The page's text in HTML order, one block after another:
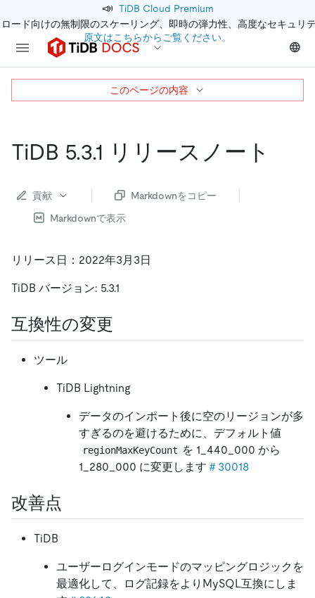
📣 TiDB Cloud Premium
ード向けの無制限のスケーリング、即時の弾力性、高度なセキュリ
原文はこちらからご覧ください。
TiDB 5.3.1 リリースノート
貢献
Markdownをコピー
Markdownで表示
リリース日：2022年3月3日
TiDB バージョン: 5.3.1
互換性の変更
ツール
TiDB Lightning
データのインポート後に空のリージョンが多
すぎるのを避けるために、デフォルト値
regionMaxKeyCount を 1_440_000 から
1_280_000 に変更します ＃30018
改善点
TiDB
ユーザーログインモードのマッピングロジックを
最適化して、ログ記録をよりMySQL互換にしま
このページの内容